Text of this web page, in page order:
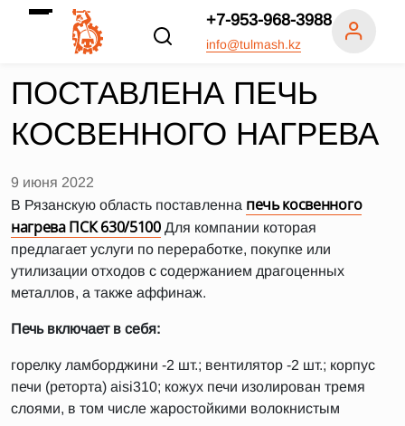
+7-953-968-3988
info@tulmash.kz
ПОСТАВЛЕНА ПЕЧЬ
КОСВЕННОГО НАГРЕВА
9 июня 2022
В Рязанскую область поставленна печь косвенного
нагрева ПСК 630/5100Для компании которая
предлагает услуги по переработке, покупке или
утилизации отходов с содержанием драгоценных
металлов, а также аффинаж.
Печь включает в себя:
горелку ламборджини -2 шт.; вентилятор -2 шт.; корпус
печи (реторта) aisi310; кожух печи изолирован тремя
слоями, в том числе жаростойкими волокнистым